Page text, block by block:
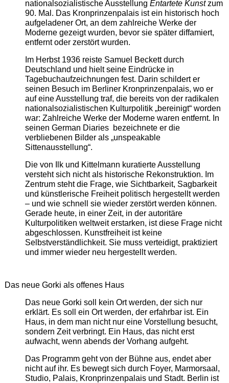
nationalsozialistische Ausstellung Entartete Kunstzum
90. Mal. Das Kronprinzenpalais ist ein historisch hoch
aufgeladener Ort, an dem zahlreiche Werke der
Moderne gezeigt wurden, bevor sie später diffamiert,
entfernt oder zerstört wurden.
Im Herbst 1936 reiste Samuel Beckett durch
Deutschland und hielt seine Eindrücke in
Tagebuchaufzeichnungen fest. Darin schildert er
seinen Besuch im Berliner Kronprinzenpalais, wo er
auf eine Ausstellung traf, die bereits von der radikalen
nationalsozialistischen Kulturpolitik „bereinigt“ worden
war: Zahlreiche Werke der Moderne waren entfernt. In
seinen German Diaries bezeichnete er die
verbliebenen Bilder als „unspeakable
Sittenausstellung“.
Die von Ilk und Kittelmann kuratierte Ausstellung
versteht sich nicht als historische Rekonstruktion. Im
Zentrum steht die Frage, wie Sichtbarkeit, Sagbarkeit
und künstlerische Freiheit politisch hergestellt werden
– und wie schnell sie wieder zerstört werden können.
Gerade heute, in einer Zeit, in der autoritäre
Kulturpolitiken weltweit erstarken, ist diese Frage nicht
abgeschlossen. Kunstfreiheit ist keine
Selbstverständlichkeit. Sie muss verteidigt, praktiziert
und immer wieder neu hergestellt werden.
Das neue Gorki als offenes Haus
Das neue Gorki soll kein Ort werden, der sich nur
erklärt. Es soll ein Ort werden, der erfahrbar ist. Ein
Haus, in dem man nicht nur eine Vorstellung besucht,
sondern Zeit verbringt. Ein Haus, das nicht erst
aufwacht, wenn abends der Vorhang aufgeht.
Das Programm geht von der Bühne aus, endet aber
nicht auf ihr. Es bewegt sich durch Foyer, Marmorsaal,
Studio, Palais, Kronprinzenpalais und Stadt. Berlin ist